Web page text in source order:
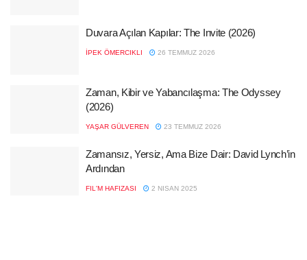
Duvara Açılan Kapılar: The Invite (2026)
İPEK ÖMERCIKLI 26 TEMMUZ 2026
Zaman, Kibir ve Yabancılaşma: The Odyssey
(2026)
YAŞAR GÜLVEREN 23 TEMMUZ 2026
Zamansız, Yersiz, Ama Bize Dair: David Lynch’in
Ardından
FIL'M HAFIZASI 2 NISAN 2025